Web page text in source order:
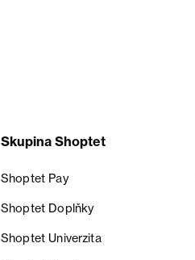
Skupina Shoptet
Shoptet Pay
Shoptet Doplňky
Shoptet Univerzita